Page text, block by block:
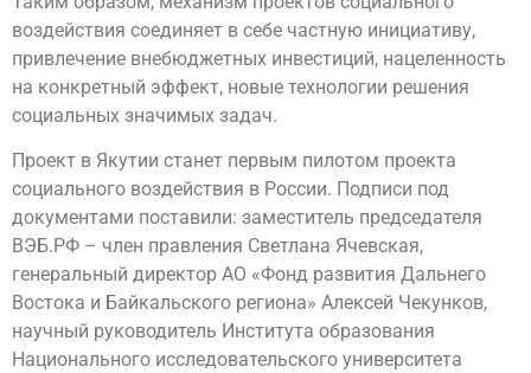
воздействия соединяет в себе частную инициативу,
привлечение внебюджетных инвестиций, нацеленность
на конкретный эффект, новые технологии решения
социальных значимых задач.
Проект в Якутии станет первым пилотом проекта
социального воздействия в России. Подписи под
документами поставили: заместитель председателя
ВЭБ.РФ – член правления Светлана Ячевская,
генеральный директор АО «Фонд развития Дальнего
Востока и Байкальского региона» Алексей Чекунков,
научный руководитель Института образования
Национального исследовательского университета